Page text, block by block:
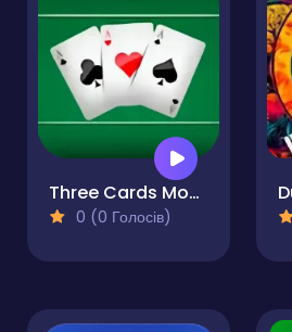
Three Cards Monte
0 (0 Голосів)